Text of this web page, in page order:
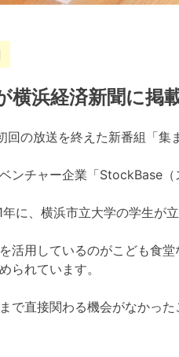
横浜経済新聞に掲
回の放送を終えた新番組「集
ンチャー企業「StockBase（
に、横浜市立大学の学生が
活用しているのがこども食
られています。
で直接関わる機会がなかっ